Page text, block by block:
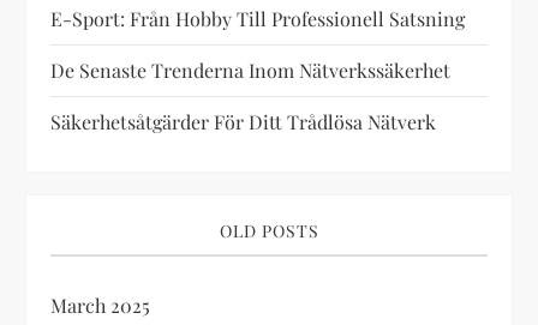
i
o
E-Sport: Från Hobby Till Professionell Satsning
De Senaste Trenderna Inom Nätverkssäkerhet
Säkerhetsåtgärder För Ditt Trådlösa Nätverk
OLD POSTS
March 2025